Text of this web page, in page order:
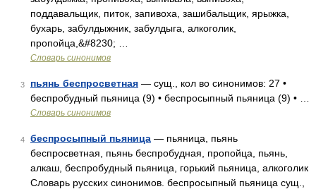
поддавальщик, питок, запивоха, зашибальщик, ярыжка,
бухарь, забулдыжник, забулдыга, алкоголик,
пропойца,&#8230; …
Словарь синонимов
3 пьянь беспросветная — сущ., кол во синонимов: 27 •
беспробудный пьяница (9) • беспросыпный пьяница (9) • …
Словарь синонимов
4 беспросыпный пьяница — пьяница, пьянь
беспросветная, пьянь беспробудная, пропойца, пьянь,
алкаш, беспробудный пьяница, горький пьяница, алкоголик
Словарь русских синонимов. беспросыпный пьяница сущ.,